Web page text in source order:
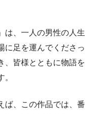
は、一人の男性の人生
に足を運んでくださっ
、皆様とともに物語を
ば、この作品では、番